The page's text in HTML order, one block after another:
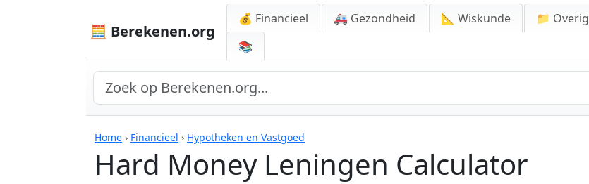
🧮 Berekenen.org
💰 Financieel 🚑 Gezondheid 📐 Wiskunde 📁 Overig
📚
Home › Financieel › Hypotheken en Vastgoed
Hard Money Leningen Calculator
Rekenmachines